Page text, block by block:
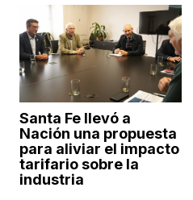
Santa Fe llevó a
Nación una propuesta
para aliviar el impacto
tarifario sobre la
industria